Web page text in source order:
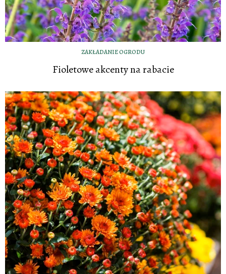
ZAKŁADANIE OGRODU
Fioletowe akcenty na rabacie